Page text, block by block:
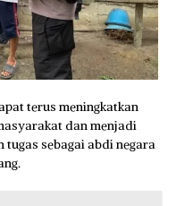
terus meningkatkan
dan menjadi
sebagai abdi negara